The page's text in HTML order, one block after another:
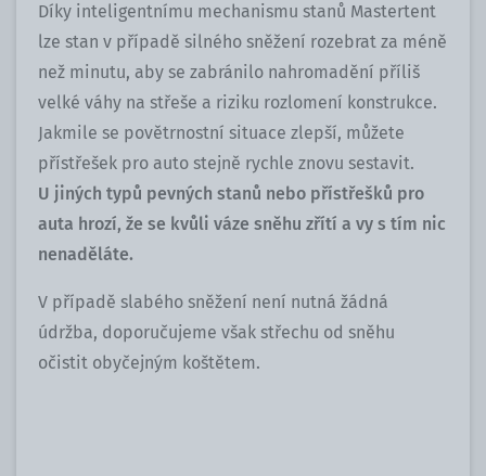
Díky inteligentnímu mechanismu stanů Mastertent
lze stan v případě silného sněžení rozebrat za méně
než minutu, aby se zabránilo nahromadění příliš
velké váhy na střeše a riziku rozlomení konstrukce.
Jakmile se povětrnostní situace zlepší, můžete
přístřešek pro auto stejně rychle znovu sestavit.
U jiných typů pevných stanů nebo přístřešků pro
auta hrozí, že se kvůli váze sněhu zřítí a vy s tím nic
nenaděláte.
V případě slabého sněžení není nutná žádná
údržba, doporučujeme však střechu od sněhu
očistit obyčejným koštětem.